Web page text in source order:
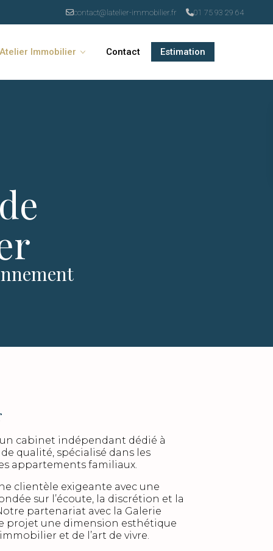
contact@latelier-immobilier.fr 01 75 93 29 64
Immobilier Contact Estimation
cabinet indépendant dédié à
qualité, spécialisé dans les
appartements familiaux.
clientèle exigeante avec une
sur l’écoute, la discrétion et la
partenariat avec la Galerie
projet une dimension esthétique
et de l’art de vivre.